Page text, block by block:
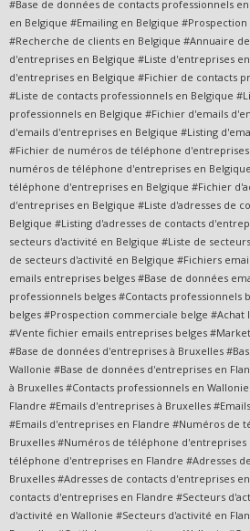
#Base de données de contacts professionnels
en Belgique #Emailing en Belgique
#Recherche de clients en Belgique #Annuaire
d'entreprises en Belgique #Liste d'entreprises
d'entreprises en Belgique #Fichier de contacts
#Liste de contacts professionnels en Belgique
professionnels en Belgique #Fichier d'emails
d'emails d'entreprises en Belgique #Listing
#Fichier de numéros de téléphone
numéros de téléphone d'entreprises en
téléphone d'entreprises en Belgique #Fichier
d'entreprises en Belgique #Liste d'adresses de
Belgique #Listing d'adresses de contacts
secteurs d'activité en Belgique #Liste de
de secteurs d'activité en Belgique #Fichiers
emails entreprises belges #Base de données
professionnels belges #Contacts professionnels
belges #Prospection commerciale belge #Achat
#Vente fichier emails entreprises belges
#Base de données d'entreprises à Bruxelles
Wallonie #Base de données d'entreprises en
à Bruxelles #Contacts professionnels en
Flandre #Emails d'entreprises à Bruxelles
#Emails d'entreprises en Flandre #Numéros de
Bruxelles #Numéros de téléphone d'entreprises
téléphone d'entreprises en Flandre #Adresses
Bruxelles #Adresses de contacts d'entreprises
contacts d'entreprises en Flandre #Secteurs
d'activité en Wallonie #Secteurs d'activité en